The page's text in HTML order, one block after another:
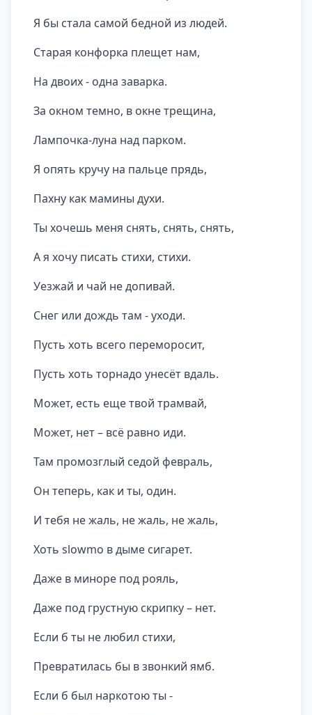
Я бы стала самой бедной из людей.
Старая конфорка плещет нам,
На двоих - одна заварка.
За окном темно, в окне трещина,
Лампочка-луна над парком.
Я опять кручу на пальце прядь,
Пахну как мамины духи.
Ты хочешь меня снять, снять, снять,
А я хочу писать стихи, стихи.
Уезжай и чай не допивай.
Снег или дождь там - уходи.
Пусть хоть всего переморосит,
Пусть хоть торнадо унесёт вдаль.
Может, есть еще твой трамвай,
Может, нет – всё равно иди.
Там промозглый седой февраль,
Он теперь, как и ты, один.
И тебя не жаль, не жаль, не жаль,
Хоть slowmo в дыме сигарет.
Даже в миноре под рояль,
Даже под грустную скрипку – нет.
Если б ты не любил стихи,
Превратилась бы в звонкий ямб.
Если б был наркотою ты -